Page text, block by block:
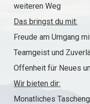
weiteren Weg
Das bringst du mit:
Freude am Umgang
Teamgeist und
Offenheit für Neues
Wir bieten dir:
Monatliches